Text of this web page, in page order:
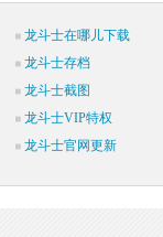
龙斗士在哪儿下载
龙斗士存档
龙斗士截图
龙斗士VIP特权
龙斗士官网更新